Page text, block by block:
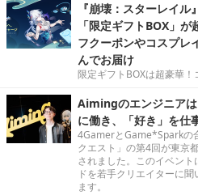
『崩壊：スターレイ
「限定ギフトBOX」
フクーポンやコスプレ
んでお届け
限定ギフトBOXは超豪華
Aimingのエンジニア
に働き、「好き」を仕
4GamerとGame*Sparkの
クエスト」の第4回が東京
されました。このイベン
ドを若手クリエイターに
ます。